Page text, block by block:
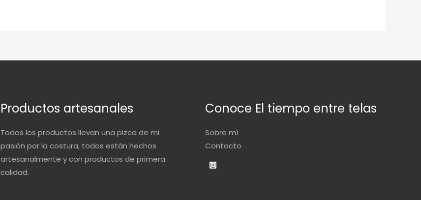
Productos artesanales
Todos los productos llevan una pizca de mi
pasión por la costura, todos están hechos
artesanalmente y con productos de primera
calidad.
Conoce El tiempo entre telas
Sobre mí
Contacto